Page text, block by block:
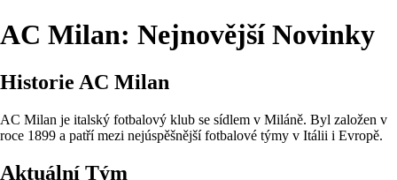
AC Milan: Nejnovější Novinky
Historie AC Milan
AC Milan je italský fotbalový klub se sídlem v Miláně. Byl založen v
roce 1899 a patří mezi nejúspěšnější fotbalové týmy v Itálii i Evropě.
Aktuální Tým